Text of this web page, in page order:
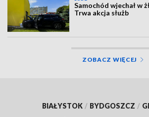
Samochód wjechał w
Trwa akcja służb
ZOBACZ WIĘCEJ
BIAŁYSTOK / BYDGOSZCZ /